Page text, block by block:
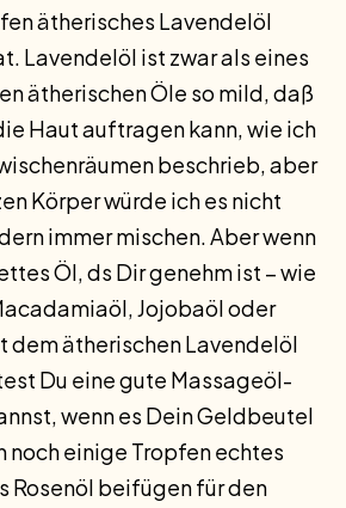
ätherisches Lavendelöl
Lavendelöl ist zwar als eines
ätherischen Öle so mild, daß
Haut auftragen kann, wie ich
beschrieb, aber
Körper würde ich es nicht
immer mischen. Aber wenn
Öl, ds Dir genehm ist – wie
Jojobaöl oder
dem ätherischen Lavendelöl
Du eine gute Massageöl-
wenn es Dein Geldbeutel
noch einige Tropfen echtes
Rosenöl beifügen für den